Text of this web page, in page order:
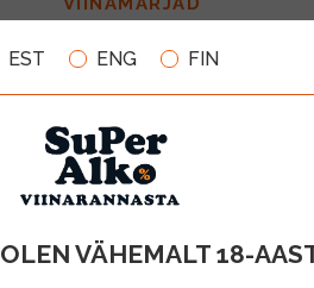
EST ENG FIN
VÄHEMALT 18-
AROOM
Värske ja elav, eriti hästi